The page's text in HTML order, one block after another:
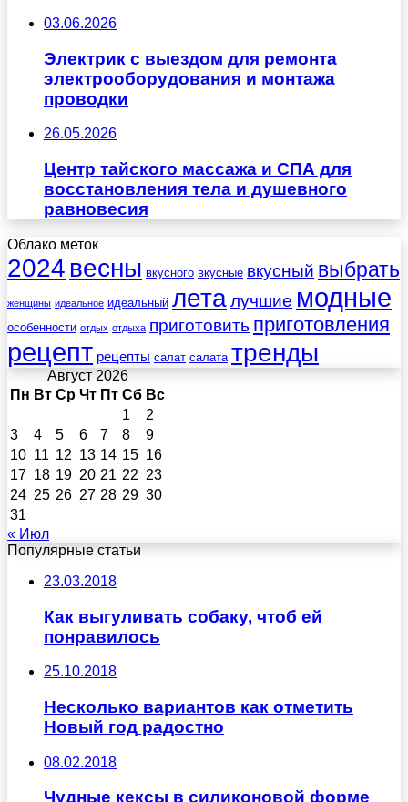
03.06.2026
Электрик с выездом для ремонта
электрооборудования и монтажа
проводки
26.05.2026
Центр тайского массажа и СПА для
восстановления тела и душевного
равновесия
Облако меток
2024 весны вкусного вкусные вкусный выбрать
женщины идеальное идеальный леталучшие модные
особенности отдых отдыха приготовить приготовления
рецепт рецепты салат салата тренды
Август 2026
Пн Вт Ср Чт Пт Сб Вс
1
2
3
4 5 6 7 8
9
10 11 12 13 14 15 16
17 18 19 20 21 22 23
24 25 26 27 28 29 30
31
« Июл
Популярные статьи
23.03.2018
Как выгуливать собаку, чтоб ей
понравилось
25.10.2018
Несколько вариантов как отметить
Новый год радостно
08.02.2018
Чудные кексы в силиконовой форме